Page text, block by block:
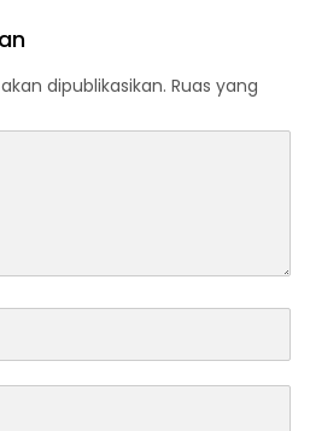
dipublikasikan. Ruas yang